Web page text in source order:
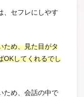
、セフレにしやす
ため、見た目がタ
OKしてくれるでし
ため、会話の中で